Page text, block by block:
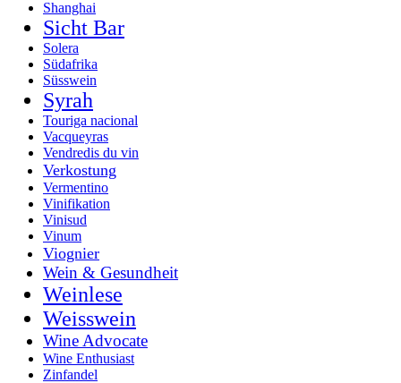
Shanghai
Sicht Bar
Solera
Südafrika
Süsswein
Syrah
Touriga nacional
Vacqueyras
Vendredis du vin
Verkostung
Vermentino
Vinifikation
Vinisud
Vinum
Viognier
Wein & Gesundheit
Weinlese
Weisswein
Wine Advocate
Wine Enthusiast
Zinfandel